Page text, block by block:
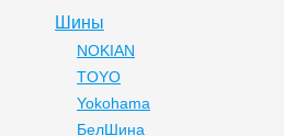
Шины
NOKIAN
TOYO
Yokohama
БелШина